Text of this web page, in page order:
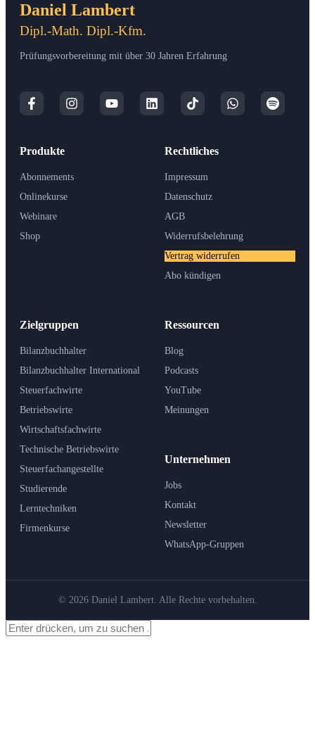
Daniel Lambert
Dipl.-Math. Dipl.-Kfm.
Prüfungsvorbereitung mit über 30 Jahren Erfahrung
Produkte
Abonnements
Onlinekurse
Webinare
Shop
Zielgruppen
Bilanzbuchhalter
Bilanzbuchhalter International
Steuerfachwirte
Betriebswirte
Wirtschaftsfachwirte
Technische Betriebswirte
Steuerfachangestellte
Studierende
Lerntechniken
Firmenkurse
Ressourcen
Blog
Podcasts
YouTube
Meinungen
Unternehmen
Jobs
Kontakt
Newsletter
WhatsApp-Gruppen
Rechtliches
Impressum
Datenschutz
AGB
Widerrufsbelehrung
Vertrag widerrufen
Abo kündigen
© 2026 Daniel Lambert. Alle Rechte vorbehalten.